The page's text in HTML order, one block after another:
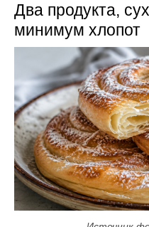
Два продукта,
минимум хлопот